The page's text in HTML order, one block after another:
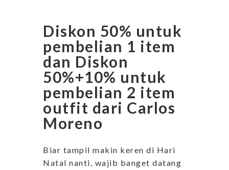
Diskon 50% untuk
pembelian 1 item
dan Diskon
50%+10% untuk
pembelian 2 item
outfit dari Carlos
Moreno
Biar tampil makin keren di Hari
Natal nanti, wajib banget datang